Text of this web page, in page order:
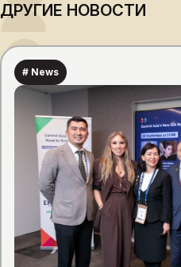
ДРУГИЕ НОВОСТИ
# News